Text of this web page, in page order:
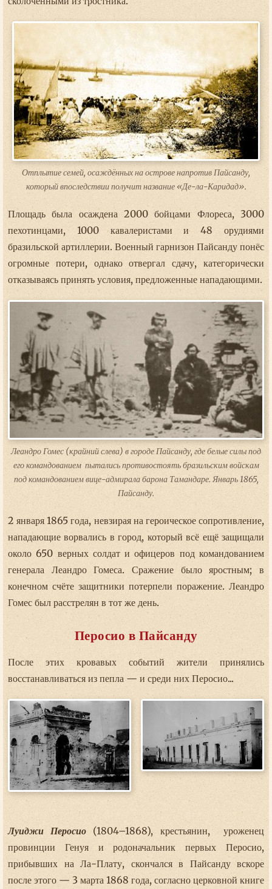
Отплытие семей, осаждённых на острове напротив Пайсанду,
который впоследствии получит название «Де-ла-Каридад».
Площадь была осаждена 2000 бойцами Флореса, 3000
пехотинцами, 1000 кавалеристами и 48 орудиями
бразильской артиллерии. Военный гарнизон Пайсанду понёс
огромные потери, однако отвергал сдачу, категорически
отказываясь принять условия, предложенные нападающими.
Леандро Гомес (крайний слева) в городе Пайсанду, где белые силы под
его командованием пытались противостоять бразильским войскам
под командованием вице-адмирала барона Тамандаре. Январь 1865,
Пайсанду.
2 января 1865 года, невзирая на героическое сопротивление,
нападающие ворвались в город, который всё ещё защищали
около 650 верных солдат и офицеров под командованием
генерала Леандро Гомеса. Сражение было яростным; в
конечном счёте защитники потерпели поражение. Леандро
Гомес был расстрелян в тот же день.
Перосио в Пайсанду
После этих кровавых событий жители принялись
восстанавливаться из пепла — и среди них Перосио...
Луиджи Перосио (1804–1868), крестьянин, уроженец
провинции Генуя и родоначальник первых Перосио,
прибывших на Ла-Плату, скончался в Пайсанду вскоре
после этого — 3 марта 1868 года, согласно церковной книге